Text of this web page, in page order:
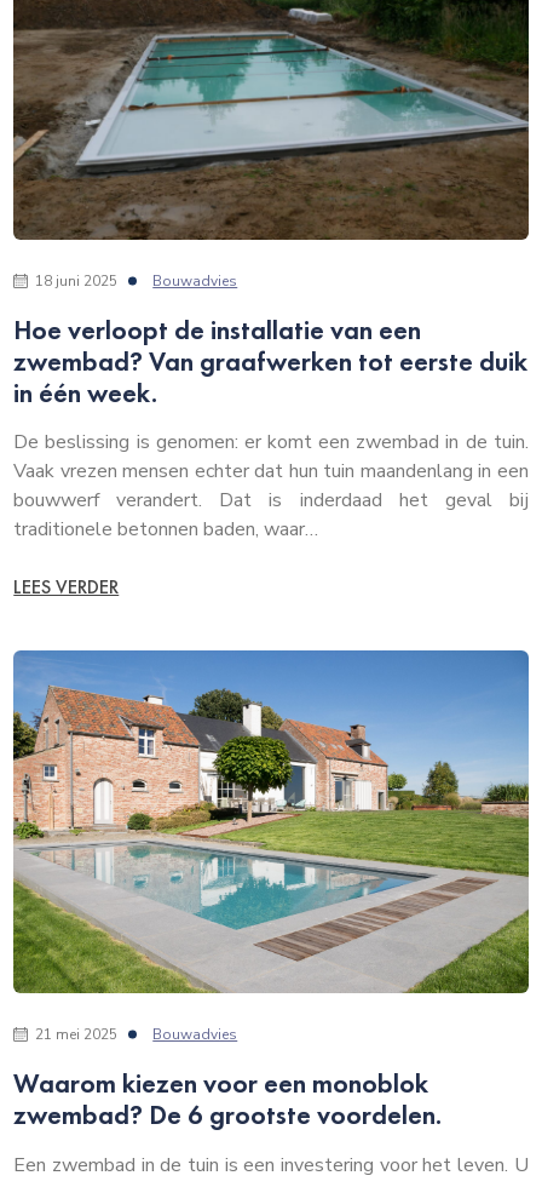
18 juni 2025 Bouwadvies
Hoe verloopt de installatie van een
zwembad? Van graafwerken tot eerste duik
in één week.
De beslissing is genomen: er komt een zwembad in de tuin.
Vaak vrezen mensen echter dat hun tuin maandenlang in een
bouwwerf verandert. Dat is inderdaad het geval bij
traditionele betonnen baden, waar…
LEES VERDER
21 mei 2025 Bouwadvies
Waarom kiezen voor een monoblok
zwembad? De 6 grootste voordelen.
Een zwembad in de tuin is een investering voor het leven. U